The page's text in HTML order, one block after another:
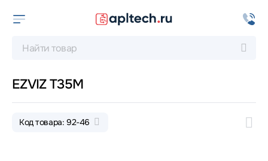
EZVIZ T35M
Код товара: 92-46